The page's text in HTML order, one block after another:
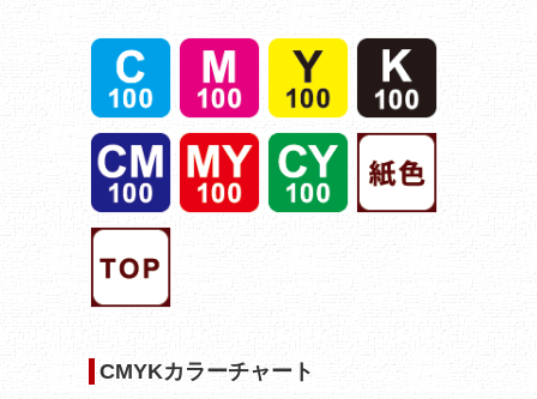
CMYKカラーチャート